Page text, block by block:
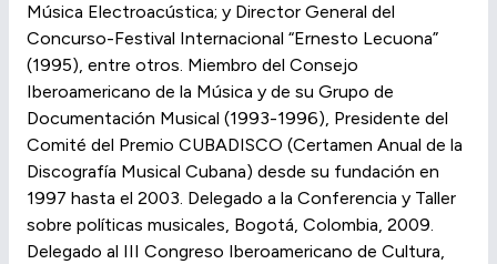
Música Electroacústica; y Director General del
Concurso-Festival Internacional “Ernesto Lecuona”
(1995), entre otros. Miembro del Consejo
Iberoamericano de la Música y de su Grupo de
Documentación Musical (1993-1996), Presidente del
Comité del Premio CUBADISCO (Certamen Anual de la
Discografía Musical Cubana) desde su fundación en
1997 hasta el 2003. Delegado a la Conferencia y Taller
sobre políticas musicales, Bogotá, Colombia, 2009.
Delegado al III Congreso Iberoamericano de Cultura,